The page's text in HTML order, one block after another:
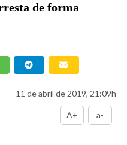
de forma
11 de abril de 2019, 21:09h
A+ a-